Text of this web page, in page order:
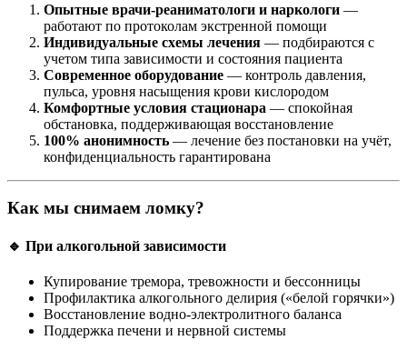
Опытные врачи-реаниматологи и наркологи —
работают по протоколам экстренной помощи
Индивидуальные схемы лечения — подбираются с
учетом типа зависимости и состояния пациента
Современное оборудование — контроль давления,
пульса, уровня насыщения крови кислородом
Комфортные условия стационара — спокойная
обстановка, поддерживающая восстановление
100% анонимность — лечение без постановки на учёт,
конфиденциальность гарантирована
Как мы снимаем ломку?
🔹 При алкогольной зависимости
Купирование тремора, тревожности и бессонницы
Профилактика алкогольного делирия («белой горячки»)
Восстановление водно-электролитного баланса
Поддержка печени и нервной системы